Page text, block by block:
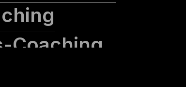
Coaching